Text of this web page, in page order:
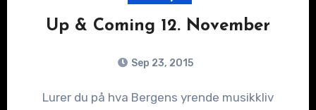
Up & Coming 12. November
Sep 23, 2015
Lurer du på hva Bergens yrende musikkliv